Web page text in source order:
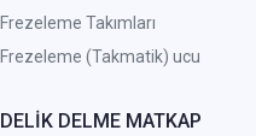
Frezeleme Takımları
Frezeleme (Takmatik) ucu
DELİK DELME MATKAP